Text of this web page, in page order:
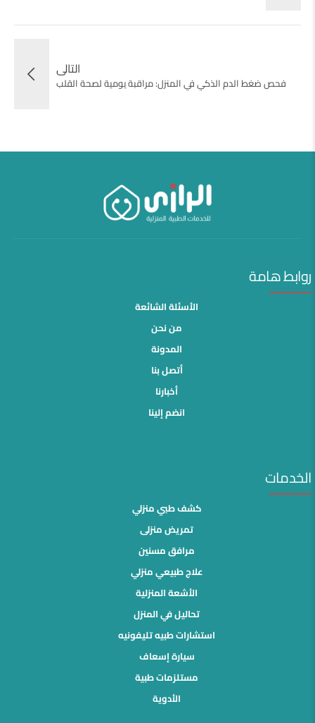
التالى
فحص ضغط الدم الذكي في المنزل: مراقبة يومية لصحة القلب
روابط هامة
الأسئلة الشائعة
من نحن
المدونة
أتصل بنا
أخبارنا
انضم إلينا
الخدمات
كشف طبي منزلي
تمريض منزلى
مرافق مسنين
علاج طبيعي منزلي
الأشعة المنزلية
تحاليل في المنزل
استشارات طبيه تليفونيه
سيارة إسعاف
مستلزمات طبية
الأدوية